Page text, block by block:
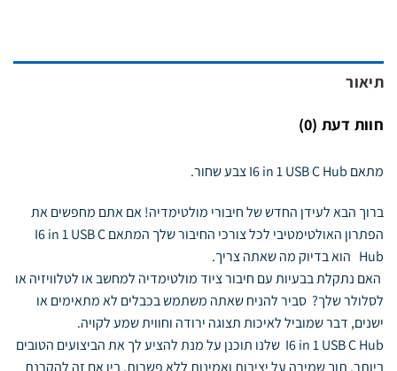
תיאור
חוות דעת (0)
מתאם I6 in 1 USB C Hub צבע שחור.
ברוך הבא לעידן החדש של חיבורי מולטימדיה! אם אתם מחפשים את
הפתרון האולטימטיבי לכל צורכי החיבור שלך המתאם I6 in 1 USB C
Hub הוא בדיוק מה שאתה צריך.
האם נתקלת בבעיות עם חיבור ציוד מולטימדיה למחשב או לטלוויזיה או
לסלולר שלך? סביר להניח שאתה משתמש בכבלים לא מתאימים או
ישנים, דבר שמוביל לאיכות תצוגה ירודה וחווית שמע לקויה.
I6 in 1 USB C Hub שלנו תוכנן על מנת להציע לך את הביצועים הטובים
ביותר, תוך שמירה על יציבות ואמינות ללא פשרות. בין אם זה להקרנת